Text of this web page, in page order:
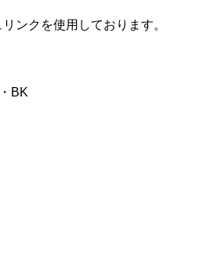
ンクを使用しております。
BK